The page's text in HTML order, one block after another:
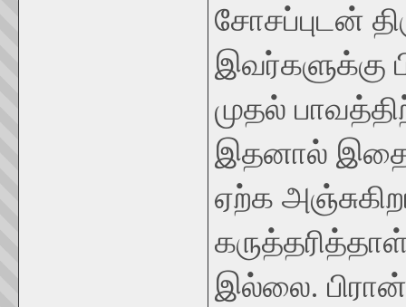
சோசப்புடன்
இவர்களுக்கு
முதல்
இதனால் இதை
ஏற்க
இல்லை.